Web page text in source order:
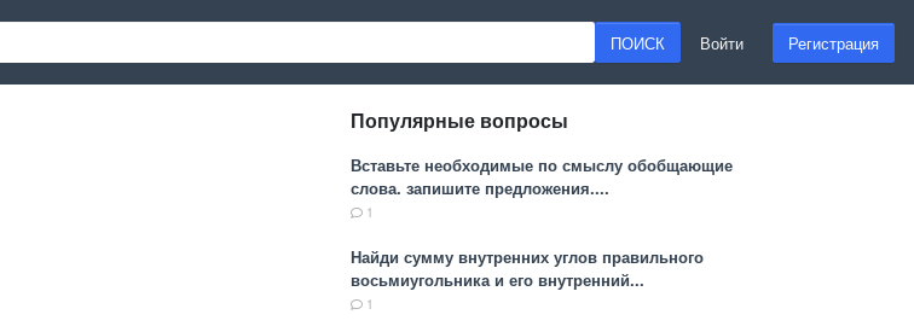
ПОИСК Войти Регистрация
Популярные вопросы
Вставьте необходимые по смыслу обобщающие
слова. запишите предложения....
1
Найди сумму внутренних углов правильного
восьмиугольника и его внутренний...
1